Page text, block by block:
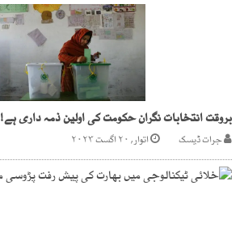
بروقت انتخابات نگران حکومت کی اولین ذمہ داری ہے!
جرات ڈیسک اتوار, ۲۰ اگست ۲۰۲۳